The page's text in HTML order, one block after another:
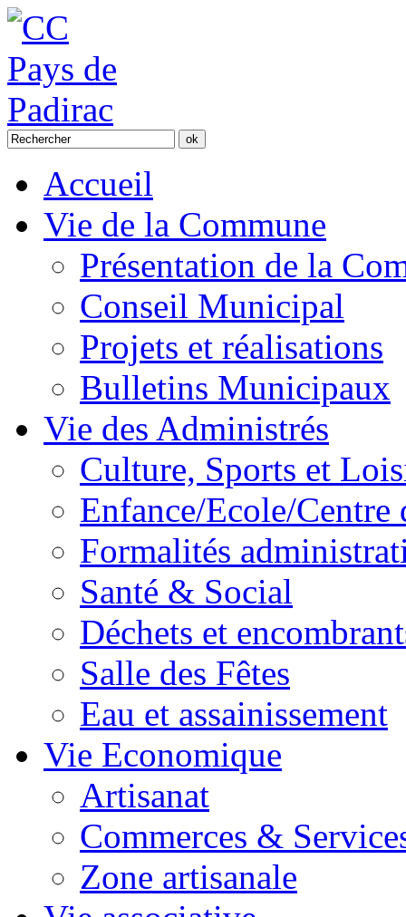
Accueil
Vie de la Commune
Présentation de la
Conseil Municipal
Projets et réalisations
Bulletins Municipaux
Vie des Administrés
Culture, Sports et
Enfance/Ecole/Centre
Formalités
Santé & Social
Déchets et
Salle des Fêtes
Eau et assainissement
Vie Economique
Artisanat
Commerces &
Zone artisanale